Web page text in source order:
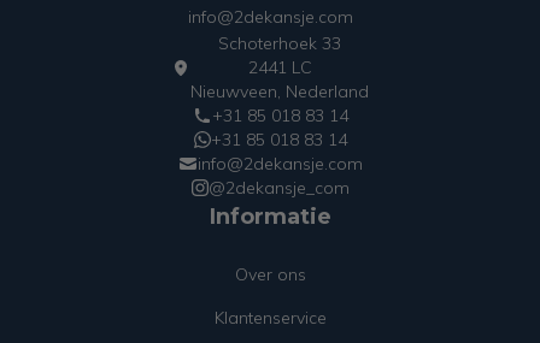
info@2dekansje.com
Schoterhoek 33
2441 LC
Nieuwveen, Nederland
+31 85 018 83 14
+31 85 018 83 14
info@2dekansje.com
@2dekansje_com
Informatie
Over ons
Klantenservice